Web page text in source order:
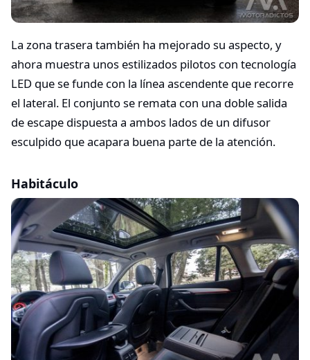
La zona trasera también ha mejorado su aspecto, y
ahora muestra unos estilizados pilotos con tecnología
LED que se funde con la línea ascendente que recorre
el lateral. El conjunto se remata con una doble salida
de escape dispuesta a ambos lados de un difusor
esculpido que acapara buena parte de la atención.
Habitáculo